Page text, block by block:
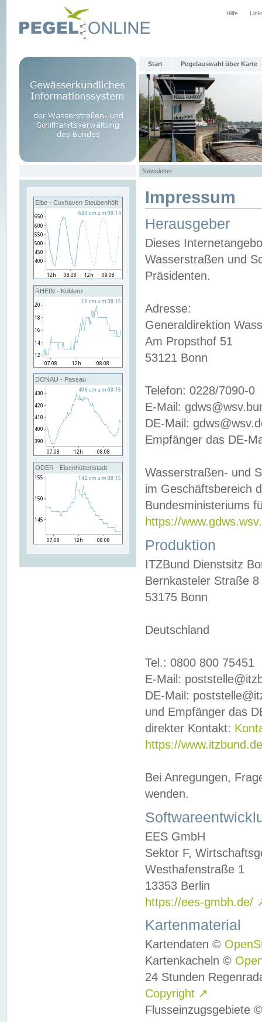
Hilfe
Start Pegelauswahl über Karte
Newsletter
Elbe - Cuxhaven Steubenhöft
RHEIN - Koblenz
DONAU - Passau
ODER - Eisenhüttenstadt
Impressum
Herausgeber
Dieses
Wasserstraßen und
Präsidenten.
Adresse:
Generaldirektion
Am Propsthof 51
53121 Bonn
Telefon: 0228/7090-0
E-Mail:
DE-Mail:
Empfänger das DE-
Wasserstraßen- und
im Geschäftsbereich
Bundesministeriums
https://
Produktion
ITZBund Dienstsitz
Bernkasteler Straße 8
53175 Bonn
Deutschland
Tel.: 0800 800 75451
E-Mail:
DE-Mail:
und Empfänger das
direkter Kontakt:
https://
Bei Anregungen,
wenden.
EES GmbH
Sektor F,
Westhafenstraße 1
13353 Berlin
https://ees-gmbh.de/
Kartenmaterial
Kartendaten ©
Kartenkacheln ©
24 Stunden
Copyright ↗
Flusseinzugsgebiete